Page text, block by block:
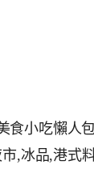
食小吃懶人
,冰品,港式